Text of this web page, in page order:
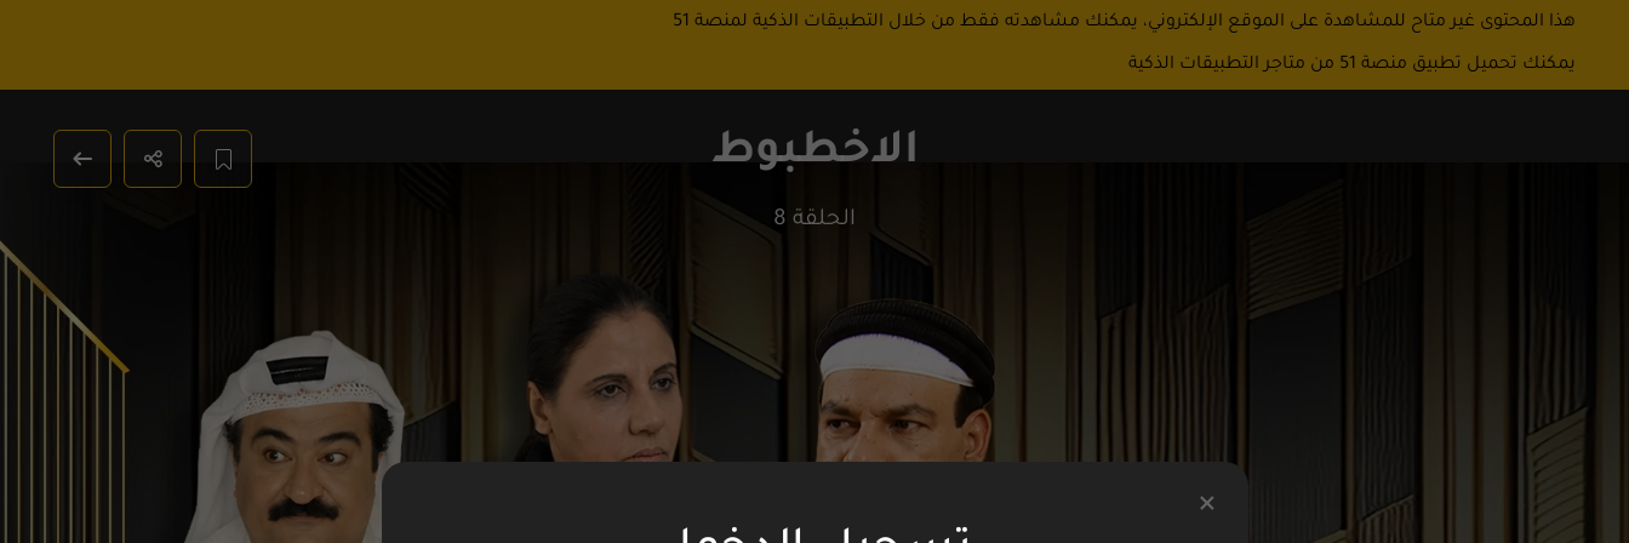
الاخطبوط
الحلقة 8
هذا المحتوى غير متاح للمشاهدة على الموقع الإلكتروني، يمكنك مشاهدته فقط من خلال التطبيقات الذكية لمنصة 51
يمكنك تحميل تطبيق منصة 51 من متاجر التطبيقات الذكية